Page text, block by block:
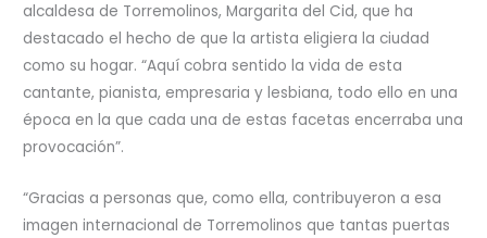
alcaldesa de Torremolinos, Margarita del Cid, que ha
destacado el hecho de que la artista eligiera la ciudad
como su hogar. “Aquí cobra sentido la vida de esta
cantante, pianista, empresaria y lesbiana, todo ello en una
época en la que cada una de estas facetas encerraba una
provocación”.
“Gracias a personas que, como ella, contribuyeron a esa
imagen internacional de Torremolinos que tantas puertas